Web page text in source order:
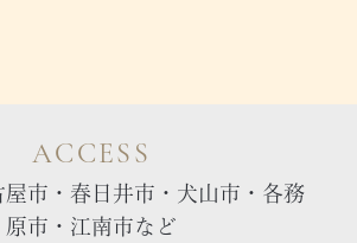
ACCESS
屋市・春日井市・犬山市・各務
原市・江南市など